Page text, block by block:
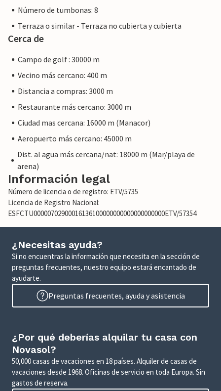
Número de tumbonas: 8
Terraza o similar - Terraza no cubierta y cubierta
Cerca de
Campo de golf : 30000 m
Vecino más cercano: 400 m
Distancia a compras: 3000 m
Restaurante más cercano: 3000 m
Ciudad mas cercana: 16000 m (Manacor)
Aeropuerto más cercano: 45000 m
Dist. al agua más cercana/nat: 18000 m (Mar/playa de
arena)
Información legal
Número de licencia o de registro: ETV/5735
Licencia de Registro Nacional:
ESFCTU00000702900016136100000000000000000000ETV/57354
¿Necesitas ayuda?
Si no encuentras la información que necesita en la sección de
preguntas frecuentes, nuestro equipo estará encantado de
ayudarte.
Preguntas frecuentes, ayuda y asistencia
¿Por qué deberías alquilar tu casa con
Novasol?
50,000 casas de vacaciones en 18 países. Alquiler de casas de
vacaciones desde 1968. Oficinas de servicio en toda Europa. Sin
gastos de reserva.